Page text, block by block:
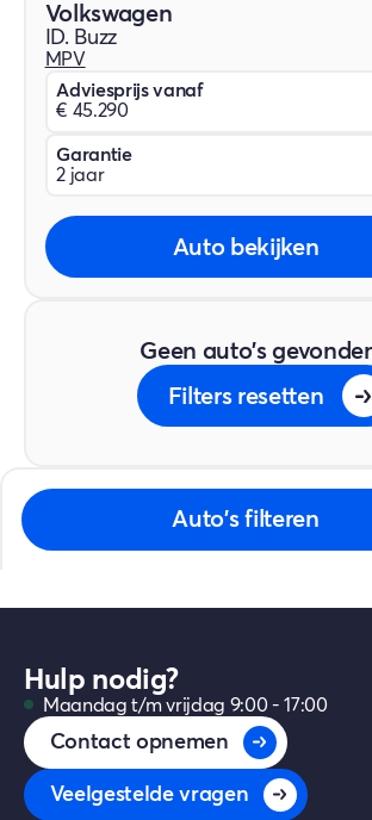
Volkswagen
ID. Buzz
MPV
Adviesprijs vanaf
€ 45.290
Garantie
2 jaar
Auto bekijken
Geen auto's
Filters resetten
Auto's filteren
Hulp nodig?
Maandag t/m vrijdag 9:00 - 17:00
Contact opnemen
Veelgestelde vragen